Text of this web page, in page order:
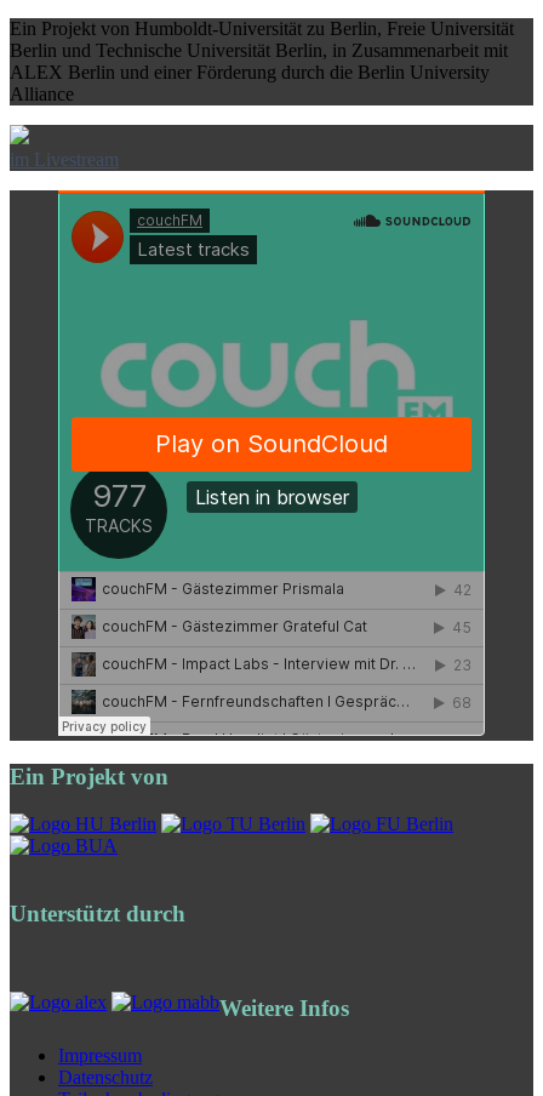
Ein Projekt von Humboldt-Universität zu Berlin, Freie Universität
Berlin und Technische Universität Berlin, in Zusammenarbeit mit
ALEX Berlin und einer Förderung durch die Berlin University
Alliance
im Livestream
Ein Projekt von
Unterstützt durch
Weitere Infos
Impressum
Datenschutz